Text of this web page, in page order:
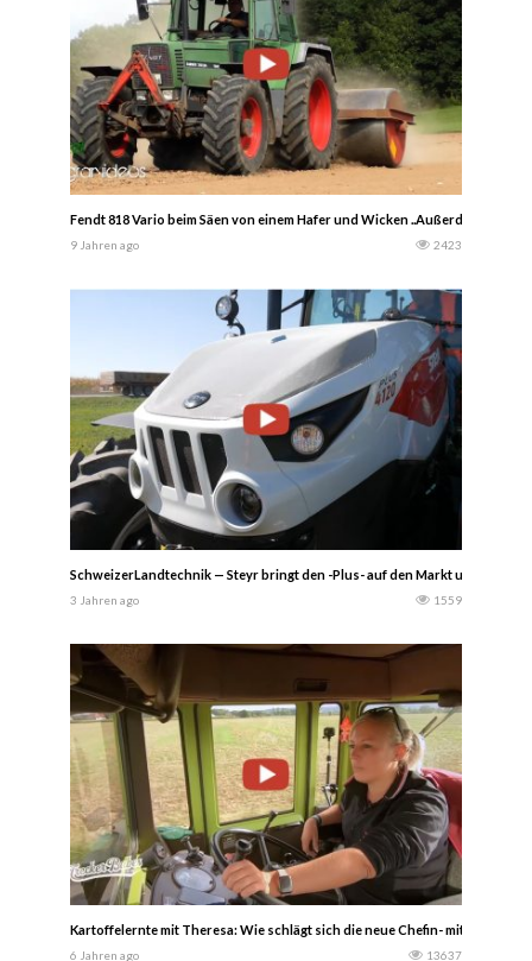
Fendt 818 Vario beim Säen von einem Hafer und Wicken ..Außerdem
9 Jahren ago 2423
SchweizerLandtechnik — Steyr bringt den -Plus- auf den Markt und zeigt
3 Jahren ago 1559
Kartoffelernte mit Theresa: Wie schlägt sich die neue Chefin- mit MB-Trac
6 Jahren ago 13637